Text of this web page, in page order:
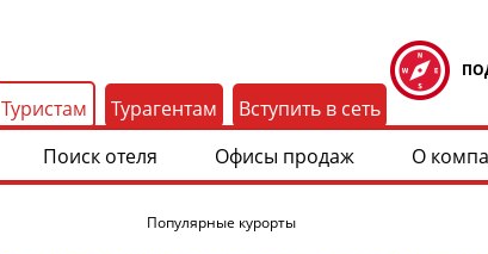
Туристам Турагентам
Вступить в сеть
Поиск отеля Офисы продаж О
Популярные курорты